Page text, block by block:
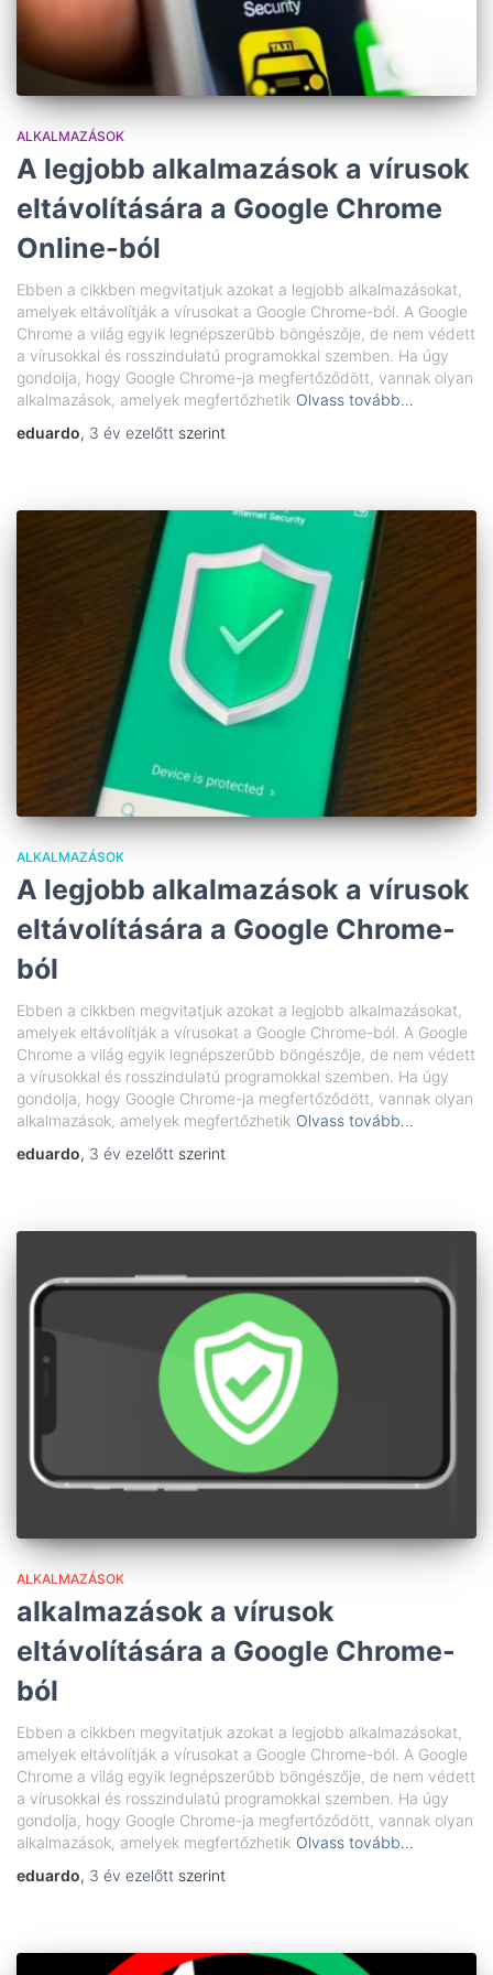
ALKALMAZÁSOK
A legjobb alkalmazások a vírusok
eltávolítására a Google Chrome
Online-ból
Ebben a cikkben megvitatjuk azokat a legjobb alkalmazásokat,
amelyek eltávolítják a vírusokat a Google Chrome-ból. A Google
Chrome a világ egyik legnépszerűbb böngészője, de nem védett
a vírusokkal és rosszindulatú programokkal szemben. Ha úgy
gondolja, hogy Google Chrome-ja megfertőződött, vannak olyan
alkalmazások, amelyek megfertőzhetik Olvass tovább…
eduardo, 3 év ezelőtt szerint
ALKALMAZÁSOK
A legjobb alkalmazások a vírusok
eltávolítására a Google Chrome-
ból
Ebben a cikkben megvitatjuk azokat a legjobb alkalmazásokat,
amelyek eltávolítják a vírusokat a Google Chrome-ból. A Google
Chrome a világ egyik legnépszerűbb böngészője, de nem védett
a vírusokkal és rosszindulatú programokkal szemben. Ha úgy
gondolja, hogy Google Chrome-ja megfertőződött, vannak olyan
alkalmazások, amelyek megfertőzhetik Olvass tovább…
eduardo, 3 év ezelőtt szerint
ALKALMAZÁSOK
alkalmazások a vírusok
eltávolítására a Google Chrome-
ból
Ebben a cikkben megvitatjuk azokat a legjobb alkalmazásokat,
amelyek eltávolítják a vírusokat a Google Chrome-ból. A Google
Chrome a világ egyik legnépszerűbb böngészője, de nem védett
a vírusokkal és rosszindulatú programokkal szemben. Ha úgy
gondolja, hogy Google Chrome-ja megfertőződött, vannak olyan
alkalmazások, amelyek megfertőzhetik Olvass tovább…
eduardo, 3 év ezelőtt szerint